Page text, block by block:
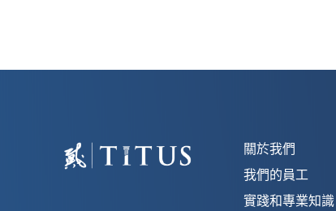
關於我們
我們的員工
實踐和專業知識